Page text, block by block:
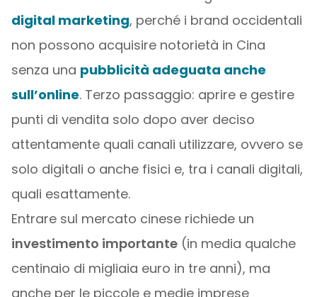
digital marketing, perché i brand occidentali
non possono acquisire notorietà in Cina
senza una pubblicità adeguata anche
sull’online. Terzo passaggio: aprire e gestire
punti di vendita solo dopo aver deciso
attentamente quali canali utilizzare, ovvero se
solo digitali o anche fisici e, tra i canali digitali,
quali esattamente.
Entrare sul mercato cinese richiede un
investimento importante(in media qualche
centinaio di migliaia euro in tre anni), ma
anche per le piccole e medie imprese